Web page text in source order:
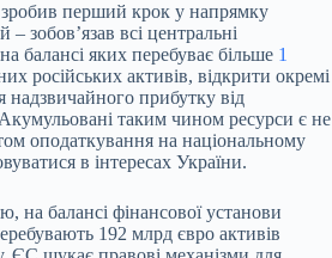
перший крок у напрямку
зобов’язав всі центральні
балансі яких перебуває більше 1
російських активів, відкрити окремі
прибутку від
таким чином ресурси є не
оподаткування на національному
в інтересах України.
на балансі фінансової установи
192 млрд євро активів